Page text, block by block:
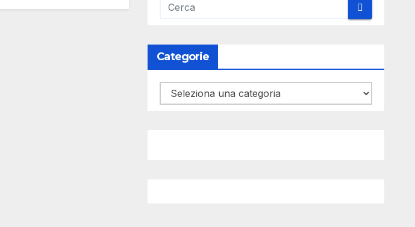
Categorie
Categorie